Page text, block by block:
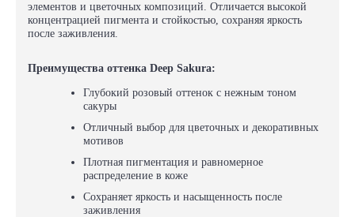
элементов и цветочных композиций. Отличается высокой
концентрацией пигмента и стойкостью, сохраняя яркость
после заживления.
Преимущества оттенка Deep Sakura:
Глубокий розовый оттенок с нежным тоном
сакуры
Отличный выбор для цветочных и декоративных
мотивов
Плотная пигментация и равномерное
распределение в коже
Сохраняет яркость и насыщенность после
заживления